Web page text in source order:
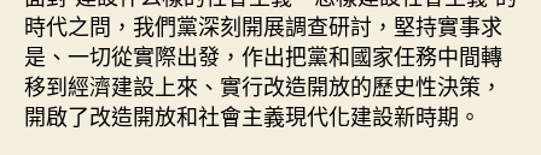
時代之問，我們黨深刻開展調查研討，堅持實事求
是、一切從實際出發，作出把黨和國家任務中間轉
移到經濟建設上來、實行改造開放的歷史性決策，
開啟了改造開放和社會主義現代化建設新時期。